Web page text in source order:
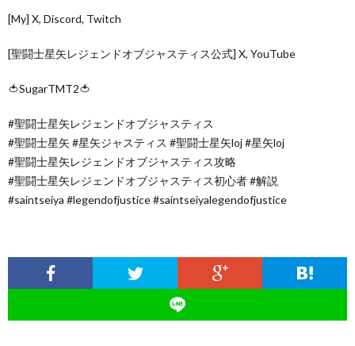
[My] X, Discord, Twitch
[聖闘士星矢レジェンドオブジャスティス公式] X, YouTube
🍅SugarTMT2🍅
#聖闘士星矢レジェンドオブジャスティス
#聖闘士星矢 #星矢ジャスティス #聖闘士星矢loj #星矢loj
#聖闘士星矢レジェンドオブジャスティス攻略
#聖闘士星矢レジェンドオブジャスティス初心者 #解説
#saintseiya #legendofjustice #saintseiyalegendofjustice